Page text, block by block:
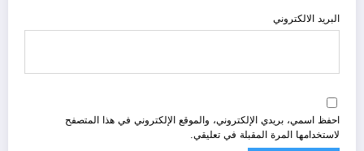
البريد الالكتروني
احفظ اسمي، بريدي الإلكتروني، والموقع الإلكتروني في هذا المتصفح
لاستخدامها المرة المقبلة في تعليقي.